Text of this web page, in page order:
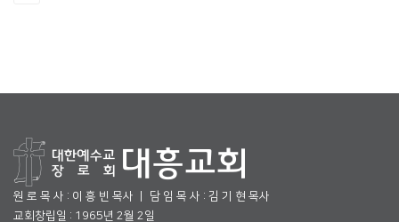
원 로 목 사 : 이 흥 빈 목사 ㅣ 담 임 목 사 : 김 기 현 목사
교회창립일 : 1965년 2월 2일